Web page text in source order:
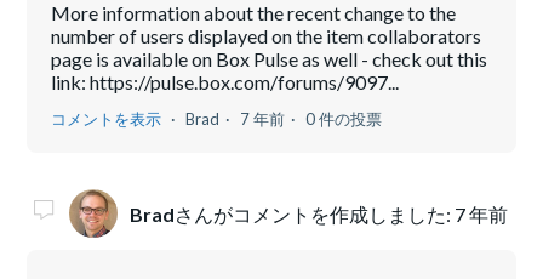
More information about the recent change to the
number of users displayed on the item collaborators
page is available on Box Pulse as well - check out this
link: https://pulse.box.com/forums/9097...
コメントを表示 Brad 7 年前 0 件の投票
Bradさんがコメントを作成しました: 7 年前